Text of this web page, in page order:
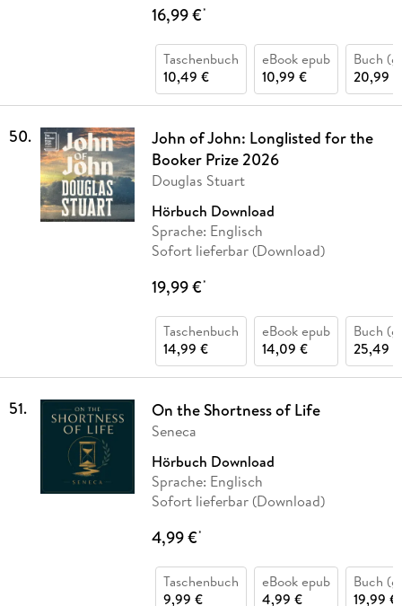
16,99 €*
Taschenbuch
10,49 €
eBook epub
10,99 €
Buch
20,99 €
50.
John of John: Longlisted for the
Booker Prize 2026
Douglas Stuart
Hörbuch Download
Sprache: Englisch
Sofort lieferbar (Download)
19,99 €*
Taschenbuch
14,99 €
eBook epub
14,09 €
Buch
25,49 €
51. On the Shortness of Life
Seneca
Hörbuch Download
Sprache: Englisch
Sofort lieferbar (Download)
4,99 €*
Taschenbuch
9,99 €
eBook epub
4,99 €
Buch
19,99 €